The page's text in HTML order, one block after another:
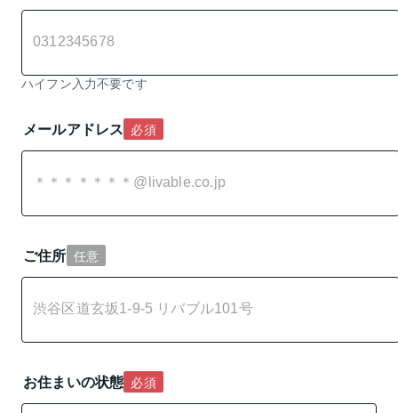
ハイフン入力不要です
メールアドレス 必須
ご住所 任意
お住まいの状態 必須